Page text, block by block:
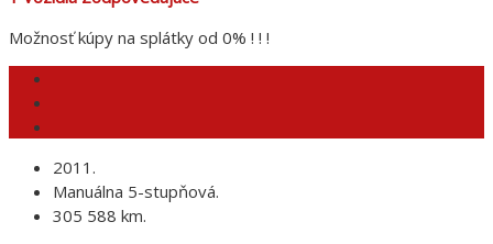
Možnosť kúpy na splátky od 0% ! ! !
2011.
Manuálna 5-stupňová.
305 588 km.